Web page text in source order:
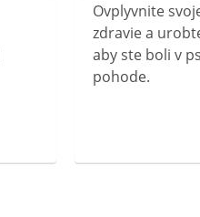
Ovplyvnite
zdravie a
aby ste boli v
pohode.